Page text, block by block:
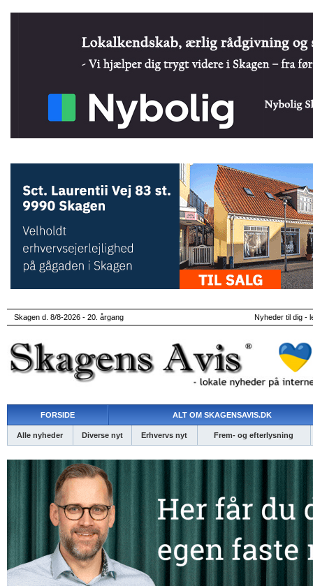
Skagen d. 8/8-2026 - 20. årgang Nyheder til dig -
FORSIDE ALT OM SKAGENSAVIS.DK
Alle nyheder Diverse nyt Erhvervs nyt Frem- og efterlysning